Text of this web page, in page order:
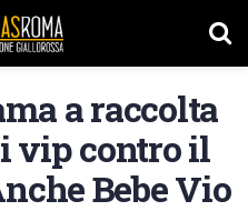
a raccolta
vip contro il
Bebe Vio